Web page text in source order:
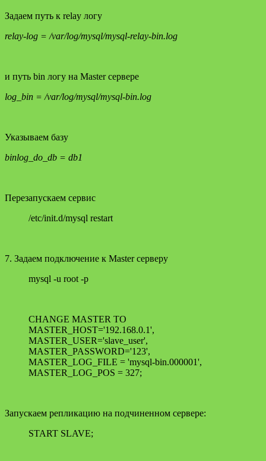
Задаем путь к relay логу
relay-log = /var/log/mysql/mysql-relay-bin.log
и путь bin логу на Master сервере
log_bin = /var/log/mysql/mysql-bin.log
Указываем базу
binlog_do_db = db1
Перезапускаем сервис
/etc/init.d/mysql restart
7. Задаем подключение к Master серверу
mysql -u root -p
CHANGE MASTER TO
MASTER_HOST='192.168.0.1',
MASTER_USER='slave_user',
MASTER_PASSWORD='123',
MASTER_LOG_FILE = 'mysql-bin.000001',
MASTER_LOG_POS = 327;
Запускаем репликацию на подчиненном сервере:
START SLAVE;